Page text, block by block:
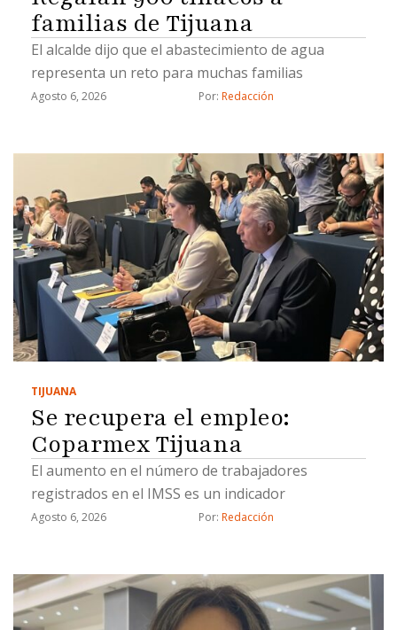
familias de Tijuana
El alcalde dijo que el abastecimiento de agua
representa un reto para muchas familias
Agosto 6, 2026 Por: Redacción
TIJUANA
Se recupera el empleo:
Coparmex Tijuana
El aumento en el número de trabajadores
registrados en el IMSS es un indicador
Agosto 6, 2026 Por: Redacción